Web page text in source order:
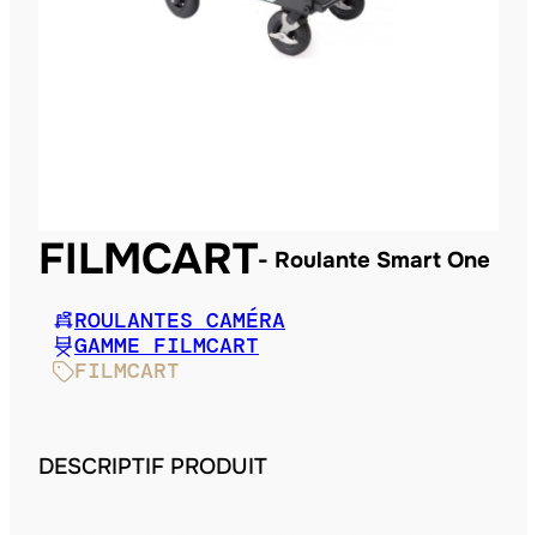
FILMCART Roulante Smart One
ROULANTES CAMÉRA
GAMME FILMCART
FILMCART
DESCRIPTIF PRODUIT